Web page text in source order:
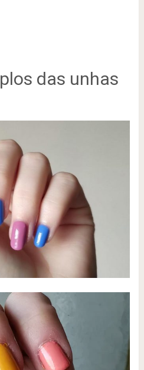
das unhas